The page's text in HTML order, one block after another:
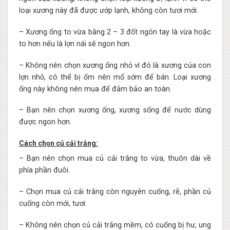
loại xương này đã được ướp lạnh, không còn tươi mới.
– Xương ống to vừa bằng 2 – 3 đốt ngón tay là vừa hoặc
to hơn nếu là lợn nái sẽ ngon hơn.
– Không nên chọn xương ống nhỏ vì đó là xương của con
lợn nhỏ, có thể bị ốm nên mổ sớm để bán. Loại xương
ống này không nên mua để đảm bảo an toàn.
– Bạn nên chọn xương ống, xương sống để nước dùng
được ngon hơn.
Cách chọn củ cải trắng:
– Bạn nên chọn mua củ cải trắng to vừa, thuôn dài về
phía phần đuôi.
– Chọn mua củ cải trắng còn nguyên cuống, rễ, phần củ
cuống còn mới, tươi.
– Không nên chọn củ cải trắng mềm, có cuống bị hư, ung